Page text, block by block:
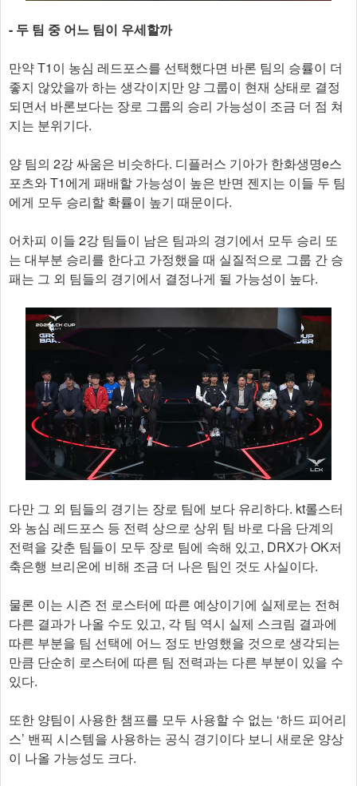
- 두 팀 중 어느 팀이 우세할까
만약 T1이 농심 레드포스를 선택했다면 바론 팀의 승률이 더
좋지 않았을까 하는 생각이지만 양 그룹이 현재 상태로 결정
되면서 바론보다는 장로 그룹의 승리 가능성이 조금 더 점 쳐
지는 분위기다.
양 팀의 2강 싸움은 비슷하다. 디플러스 기아가 한화생명e스
포츠와 T1에게 패배할 가능성이 높은 반면 젠지는 이들 두 팀
에게 모두 승리할 확률이 높기 때문이다.
어차피 이들 2강 팀들이 남은 팀과의 경기에서 모두 승리 또
는 대부분 승리를 한다고 가정했을 때 실질적으로 그룹 간 승
패는 그 외 팀들의 경기에서 결정나게 될 가능성이 높다.
다만 그 외 팀들의 경기는 장로 팀에 보다 유리하다. kt롤스터
와 농심 레드포스 등 전력 상으로 상위 팀 바로 다음 단계의
전력을 갖춘 팀들이 모두 장로 팀에 속해 있고, DRX가 OK저
축은행 브리온에 비해 조금 더 나은 팀인 것도 사실이다.
물론 이는 시즌 전 로스터에 따른 예상이기에 실제로는 전혀
다른 결과가 나올 수도 있고, 각 팀 역시 실제 스크림 결과에
따른 부분을 팀 선택에 어느 정도 반영했을 것으로 생각되는
만큼 단순히 로스터에 따른 팀 전력과는 다른 부분이 있을 수
있다.
또한 양팀이 사용한 챔프를 모두 사용할 수 없는 ‘하드 피어리
스’ 밴픽 시스템을 사용하는 공식 경기이다 보니 새로운 양상
이 나올 가능성도 크다.